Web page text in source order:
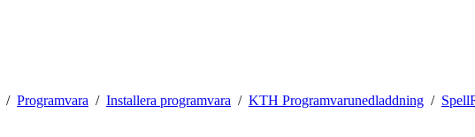
Programvara Installera programvara KTH Programvarunedladdning